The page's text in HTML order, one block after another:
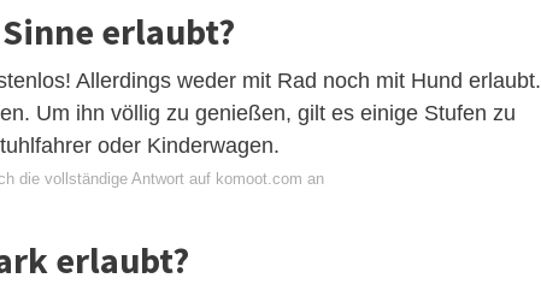
erlaubt?
Allerdings weder mit Rad noch mit Hund erlaubt.
Um ihn völlig zu genießen, gilt es einige Stufen zu
oder Kinderwagen.
die vollständige Antwort auf komoot.com an
erlaubt?